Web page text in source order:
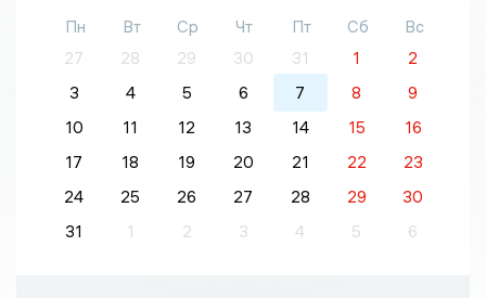
Пн Вт Ср Чт Пт Сб
Вс
27
28 29 30 31 1
2
3
4 5 6 7 8
9
10
11 12 13 14 15
16
17
18 19 20 21 22
23
24
25 26 27 28 29
30
31
1 2 3 4 5 6